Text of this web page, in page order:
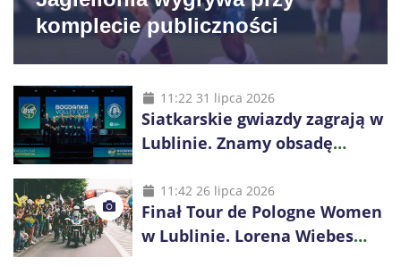
komplecie publiczności
11:22 31 lipca 2026
Siatkarskie gwiazdy zagrają w
Lublinie. Znamy obsadę
11:42 26 lipca 2026
Finał Tour de Pologne Women
w Lublinie. Lorena Wiebes